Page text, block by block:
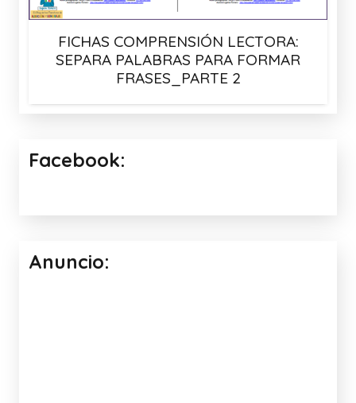
FICHAS COMPRENSIÓN LECTORA:
SEPARA PALABRAS PARA FORMAR
FRASES_PARTE 2
Facebook:
Anuncio: